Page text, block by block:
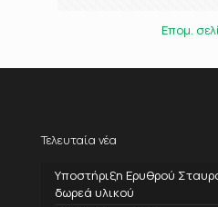
Επομ.
Τελευταία νέα
Υποστήριξη Ερυθρού
δωρεά υλικού